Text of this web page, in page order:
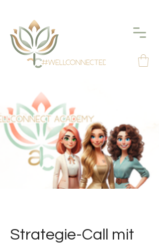
Strategie-Call mit